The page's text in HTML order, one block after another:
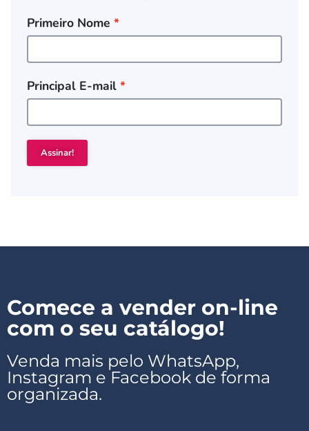
Primeiro Nome
Principal E-mail
Assinar!
Comece a vender on-line
com o seu catálogo!
Venda mais pelo WhatsApp,
Instagram e Facebook de forma
organizada.